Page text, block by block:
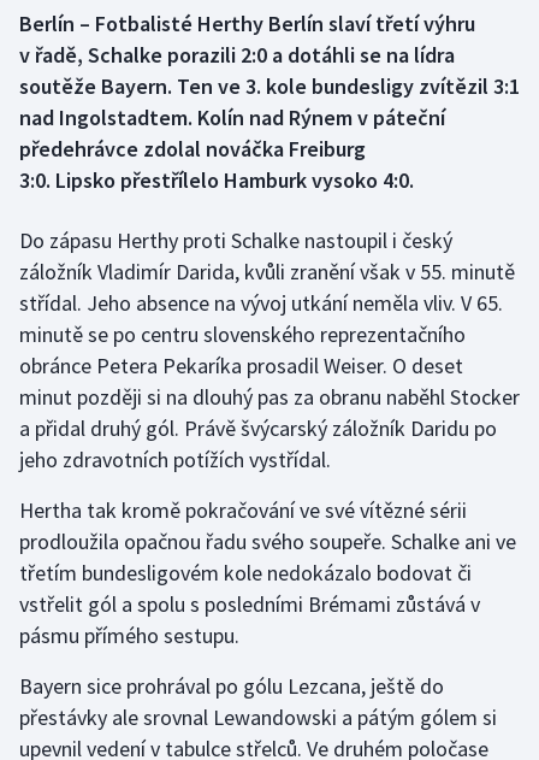
Box
Curling
Dostihy
Florbal
Futsal
Golf
Gymnastika
Házená
Jezdectví
Judo
Krasobruslení
Lezení
Lyže a snowboard
Berlín – Fotbalisté Herthy Berlín slaví třetí výhru
v řadě, Schalke porazili 2:0 a dotáhli se na lídra
soutěže Bayern. Ten ve 3. kole bundesligy zvítězil 3:1
nad Ingolstadtem. Kolín nad Rýnem v páteční
předehrávce zdolal nováčka Freiburg
3:0. Lipsko přestřílelo Hamburk vysoko 4:0.
Do zápasu Herthy proti Schalke nastoupil i český
záložník Vladimír Darida, kvůli zranění však v 55. minutě
střídal. Jeho absence na vývoj utkání neměla vliv. V 65.
minutě se po centru slovenského reprezentačního
obránce Petera Pekaríka prosadil Weiser. O deset
minut později si na dlouhý pas za obranu naběhl Stocker
a přidal druhý gól. Právě švýcarský záložník Daridu po
jeho zdravotních potížích vystřídal.
Hertha tak kromě pokračování ve své vítězné sérii
prodloužila opačnou řadu svého soupeře. Schalke ani ve
třetím bundesligovém kole nedokázalo bodovat či
vstřelit gól a spolu s posledními Brémami zůstává v
pásmu přímého sestupu.
Bayern sice prohrával po gólu Lezcana, ještě do
přestávky ale srovnal Lewandowski a pátým gólem si
upevnil vedení v tabulce střelců. Ve druhém poločase